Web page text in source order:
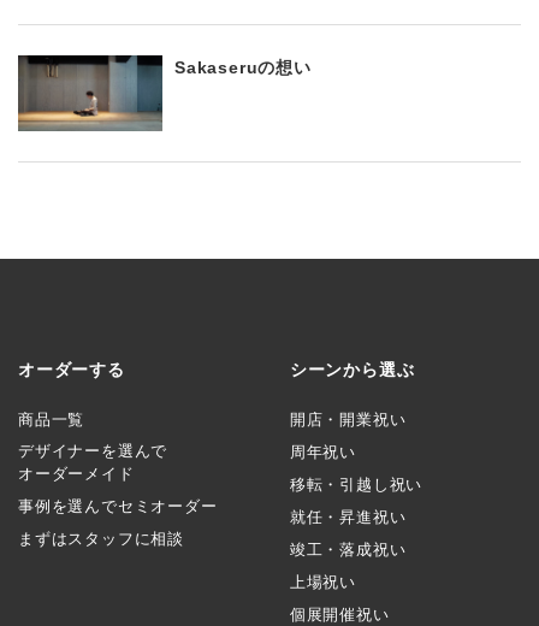
Sakaseruの想い
オーダーする
商品一覧
デザイナーを選んで
オーダーメイド
事例を選んでセミオーダー
まずはスタッフに相談
シーンから選ぶ
開店・開業祝い
周年祝い
移転・引越し祝い
就任・昇進祝い
竣工・落成祝い
上場祝い
個展開催祝い